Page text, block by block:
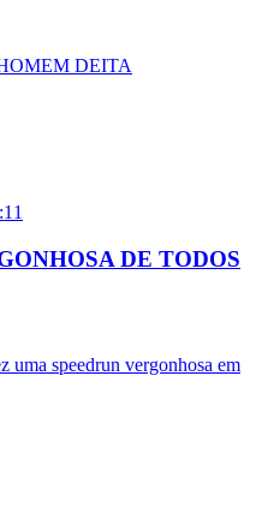
DEITA
DE TODOS
uma speedrun vergonhosa em